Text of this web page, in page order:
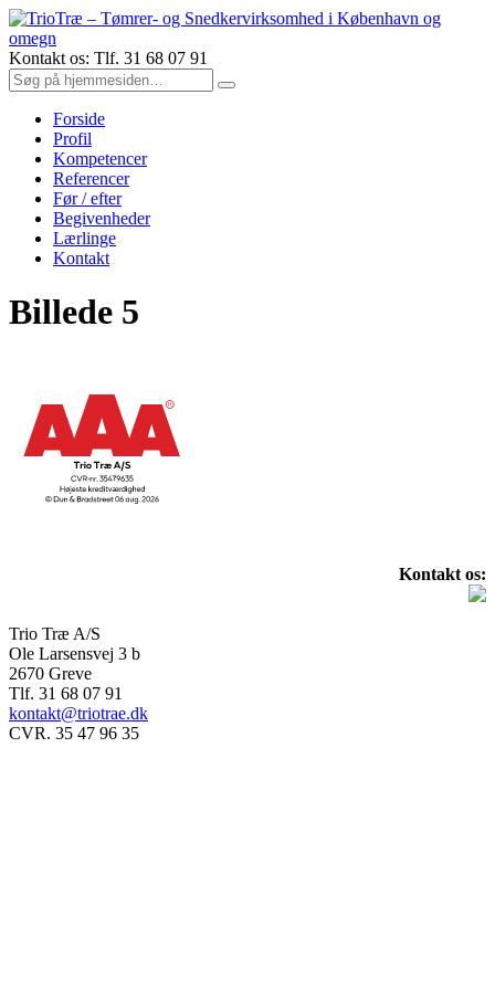
Kontakt os: Tlf. 31 68 07 91
Forside
Profil
Kompetencer
Referencer
Før / efter
Begivenheder
Lærlinge
Kontakt
Billede 5
Kontakt os:
Trio Træ A/S
Ole Larsensvej 3 b
2670 Greve
Tlf. 31 68 07 91
kontakt@triotrae.dk
CVR. 35 47 96 35